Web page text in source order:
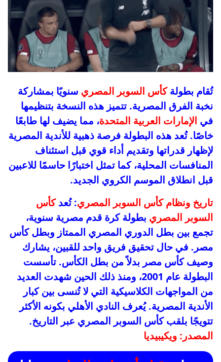
تُقام بطولةكأس السوبر المصري سنويًا بمشاركة
نخبة الفرق المصرية. تتميز هذه النسخة بتنظيمها
في الإمارات العربية المتحدة، مما يضيف لها طابعًا
خاصًا. تُعد هذه البطولة فرصة ذهبية للأندية المصرية
لإظهار قدراتها وتقديم أداء قوي قبل استئناف
المنافسات المحلية، كما تمثل اختبارًا حاسمًا للاعبين
قبل انطلاق الموسم الكروي الجديد.
تاريخ ونظام كأس السوبر المصري: تُعدكأس
السوبر المصري بطولة كرة قدم مصرية سنوية،
تجمع بين بطل الدوري المصري الممتاز وبطل كأس
مصر. في حال تحقيق فريق واحد للقبين، يشارك
وصيف كأس مصر بدلاً من بطل الكأس. تأسست
البطولة عام 2001، ومنذ ذلك الحين شهدت العديد
من المواجهات الكلاسيكية التي لا تُنسى بين كبار
الأندية المصرية. يُعرف النادي الأهلي بكونه الأكثر
تتويجًا بلقب كأس السوبر المصري عبر التاريخ.
المصدر: ويكيبيديا